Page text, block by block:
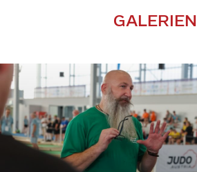
GALERIEN